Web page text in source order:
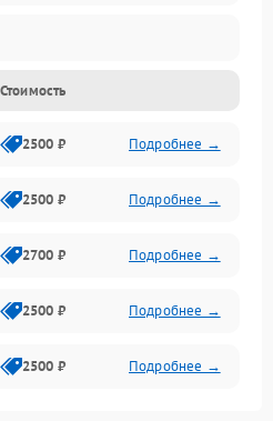
Стоимость
2500 ₽ Подробнее →
2500 ₽ Подробнее →
2700 ₽ Подробнее →
2500 ₽ Подробнее →
2500 ₽ Подробнее →